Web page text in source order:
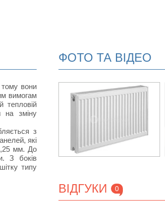
тому вони
вимогам
тепловій
на зміну
з
які
мм. До
З боків
типу
ФОТО ТА ВІДЕО
ВІДГУКИ 0